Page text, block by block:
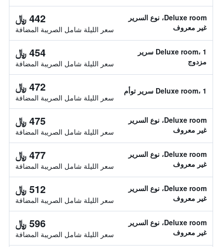
Deluxe room، نوع السرير
غير معروف
442 ﷼
سعر الليلة شامل الصريبة المضافة
Deluxe room، 1 سرير
مزدوج
454 ﷼
سعر الليلة شامل الصريبة المضافة
Deluxe room، 1 سرير توأم 472 ﷼
سعر الليلة شامل الصريبة المضافة
Deluxe room، نوع السرير
غير معروف
475 ﷼
سعر الليلة شامل الصريبة المضافة
Deluxe room، نوع السرير
غير معروف
477 ﷼
سعر الليلة شامل الصريبة المضافة
Deluxe room، نوع السرير
غير معروف
512 ﷼
سعر الليلة شامل الصريبة المضافة
Deluxe room، نوع السرير
غير معروف
596 ﷼
سعر الليلة شامل الصريبة المضافة